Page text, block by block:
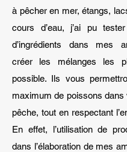
à pêcher en mer, étangs,
cours d’eau, j’ai pu
d’ingrédients dans mes
créer les mélanges les
possible. Ils vous
maximum de poissons dans
pêche, tout en respectant
En effet, l’utilisation de
dans l’élaboration de mes